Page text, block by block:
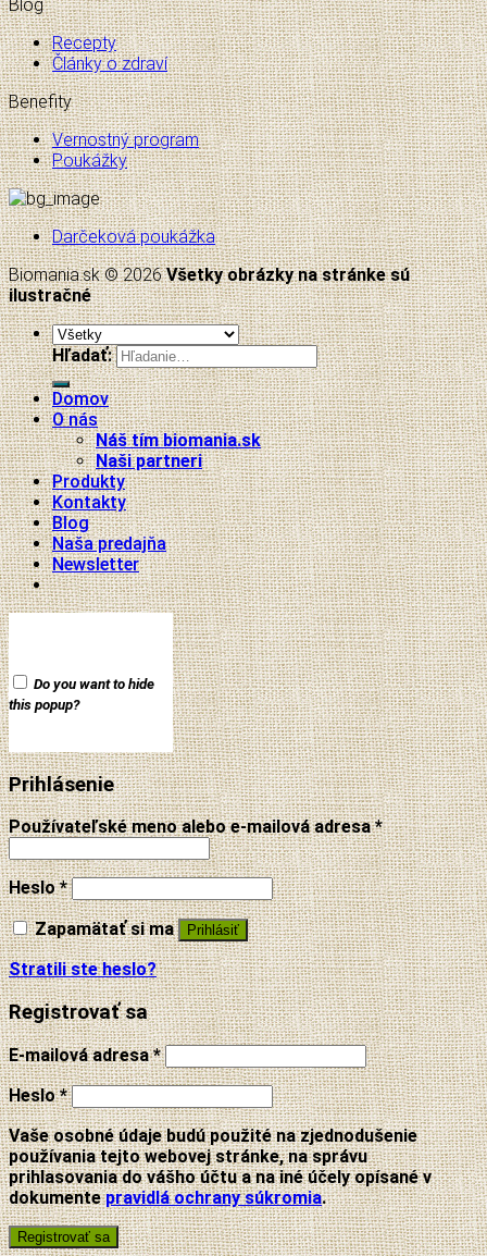
Blog
Recepty
Články o zdraví
Benefity
Vernostný program
Poukážky
Darčeková poukážka
Biomania.sk © 2026Všetky obrázky na stránke sú
ilustračné
Hľadať:
Domov
O nás
Náš tím biomania.sk
Naši partneri
Produkty
Kontakty
Blog
Naša predajňa
Newsletter
Do you want to hide
this popup?
Prihlásenie
Používateľské meno alebo e-mailová adresa*
Heslo*
Zapamätať si ma
Prihlásiť
Stratili ste heslo?
Registrovať sa
E-mailová adresa*
Heslo*
Vaše osobné údaje budú použité na zjednodušenie
používania tejto webovej stránke, na správu
prihlasovania do vášho účtu a na iné účely opísané v
dokumentepravidlá ochrany súkromia.
Registrovať sa